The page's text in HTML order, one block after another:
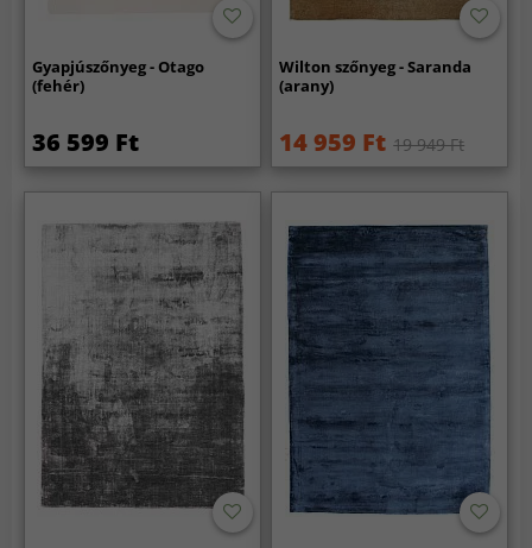
Gyapjúszőnyeg - Otago
(fehér)
36 599 Ft
Wilton szőnyeg - Saranda
(arany)
14 959 Ft 19 949 Ft